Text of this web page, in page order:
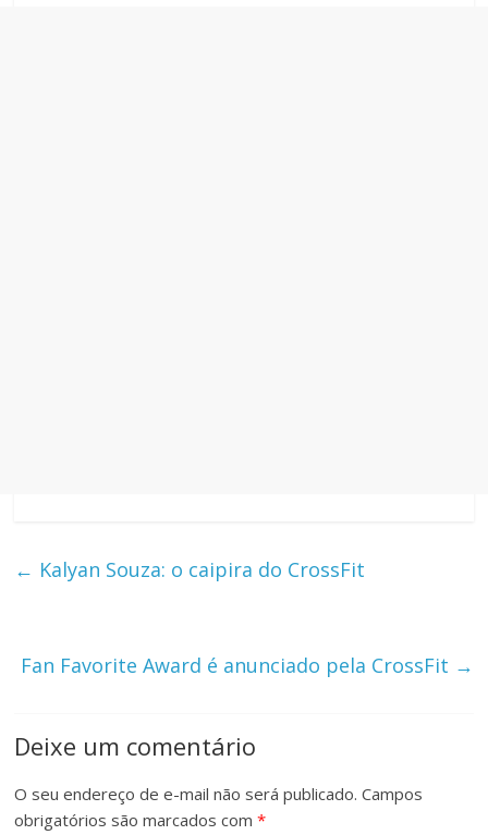
← Kalyan Souza: o caipira do CrossFit
Fan Favorite Award é anunciado pela CrossFit →
Deixe um comentário
O seu endereço de e-mail não será publicado. Campos
obrigatórios são marcados com*